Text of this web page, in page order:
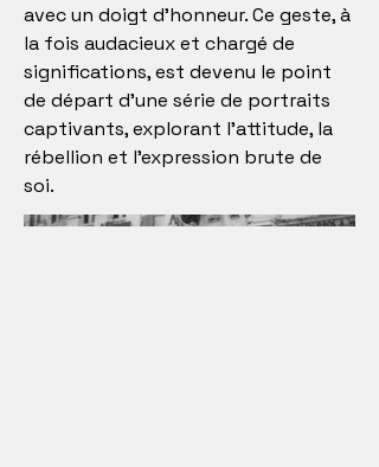
avec un doigt d'honneur. Ce geste, à
la fois audacieux et chargé de
significations, est devenu le point
de départ d'une série de portraits
captivants, explorant l'attitude, la
rébellion et l'expression brute de
soi.